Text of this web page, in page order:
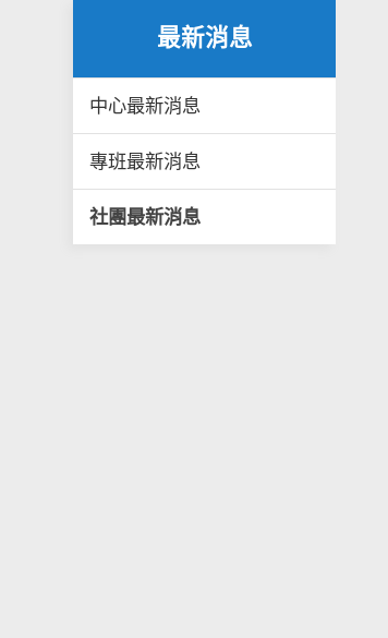
最新消息
中心最新消息
專班最新消息
社團最新消息